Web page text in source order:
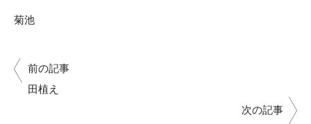
菊池
前の記事
田植え
次の記事